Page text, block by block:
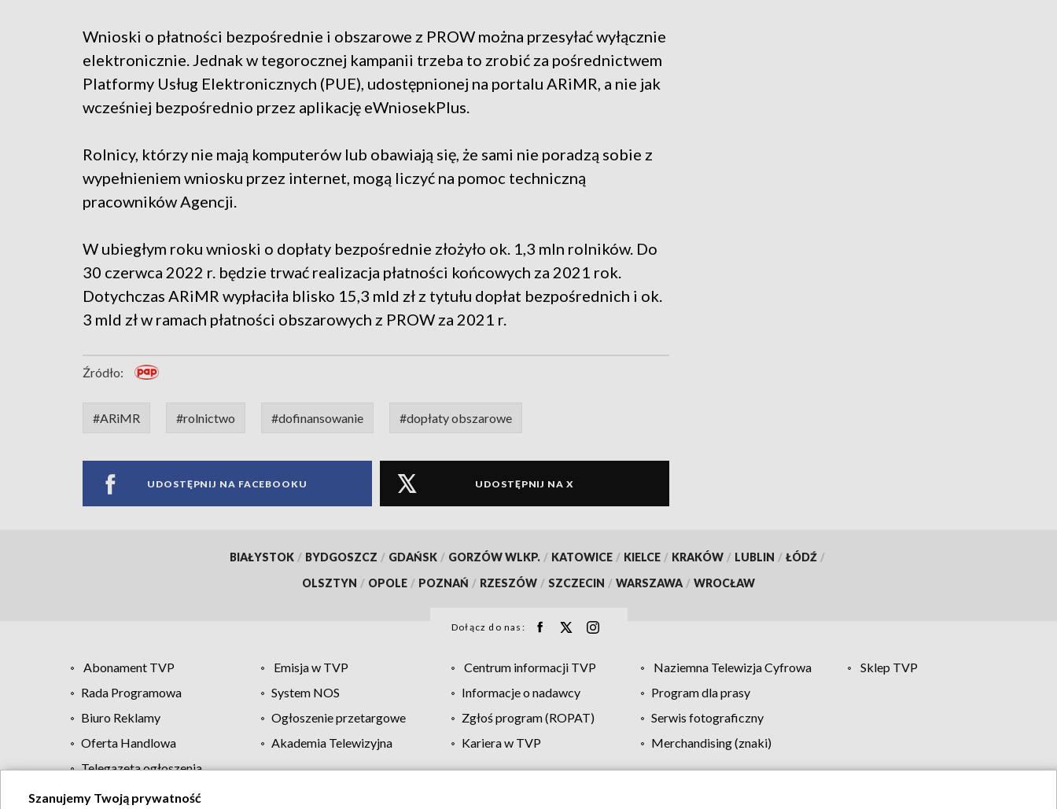
Wnioski o płatności bezpośrednie i obszarowe z PROW można przesyłać wyłącznie
elektronicznie. Jednak w tegorocznej kampanii trzeba to zrobić za pośrednictwem
Platformy Usług Elektronicznych (PUE), udostępnionej na portalu ARiMR, a nie jak
wcześniej bezpośrednio przez aplikację eWniosekPlus.
Rolnicy, którzy nie mają komputerów lub obawiają się, że sami nie poradzą sobie z
wypełnieniem wniosku przez internet, mogą liczyć na pomoc techniczną
pracowników Agencji.
W ubiegłym roku wnioski o dopłaty bezpośrednie złożyło ok. 1,3 mln rolników. Do
30 czerwca 2022 r. będzie trwać realizacja płatności końcowych za 2021 rok.
Dotychczas ARiMR wypłaciła blisko 15,3 mld zł z tytułu dopłat bezpośrednich i ok.
3 mld zł w ramach płatności obszarowych z PROW za 2021 r.
Źródło:
#ARiMR #rolnictwo #dofinansowanie #dopłaty obszarowe
UDOSTĘPNIJ NA FACEBOOKU UDOSTĘPNIJ NA X
BIAŁYSTOK / BYDGOSZCZ / GDAŃSK / GORZÓW WLKP. / KATOWICE / KIELCE / KRAKÓW / LUBLIN / ŁÓDŹ /
OLSZTYN / OPOLE / POZNAŃ / RZESZÓW / SZCZECIN / WARSZAWA / WROCŁAW
Dołącz do nas:
Abonament TVP Emisja w TVP Centrum informacji TVP Naziemna Telewizja Cyfrowa
Sklep TVP
Rada Programowa
System NOS Informacje o nadawcy
Program dla prasy
Biuro Reklamy
Ogłoszenie przetargowe Zgłoś program (ROPAT)
Serwis fotograficzny
Oferta Handlowa
Akademia Telewizyjna Kariera w TVP
Merchandising (znaki)
Telegazeta ogłoszenia
Szanujemy Twoją prywatność